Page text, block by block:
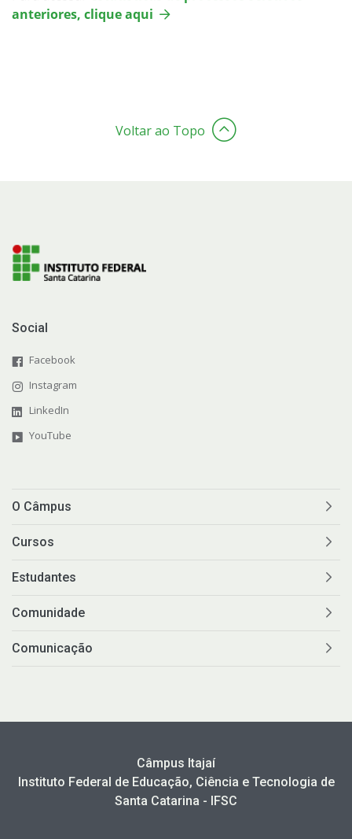
anteriores, clique aqui
Voltar ao Topo
Social
Facebook
Instagram
LinkedIn
YouTube
O Câmpus
Cursos
Estudantes
Comunidade
Comunicação
Câmpus Itajaí
Instituto Federal de Educação, Ciência e Tecnologia de
Santa Catarina - IFSC